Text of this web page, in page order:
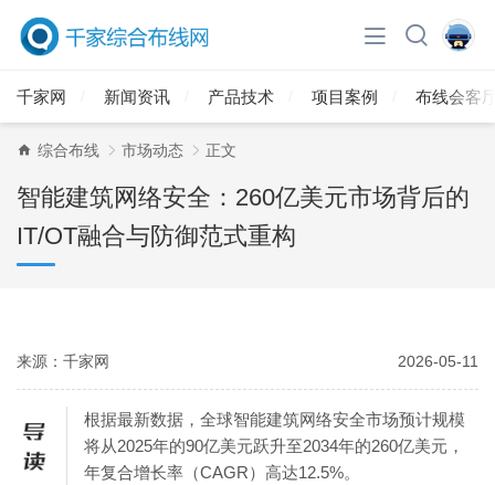
千家网 新闻资讯 产品技术 项目案例 布线会客
综合布线 市场动态 正文
智能建筑网络安全：260亿美元市场背后的
IT/OT融合与防御范式重构
来源：千家网 2026-05-11
根据最新数据，全球智能建筑网络安全市场预计规模
将从2025年的90亿美元跃升至2034年的260亿美元，
年复合增长率（CAGR）高达12.5%。